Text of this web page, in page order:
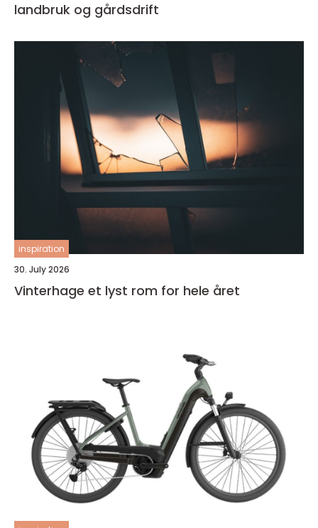
landbruk og gårdsdrift
inspiration
30. July 2026
Vinterhage et lyst rom for hele året